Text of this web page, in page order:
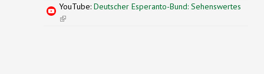
YouTube: Deutscher Esperanto-Bund: Sehenswertes
(link is external)